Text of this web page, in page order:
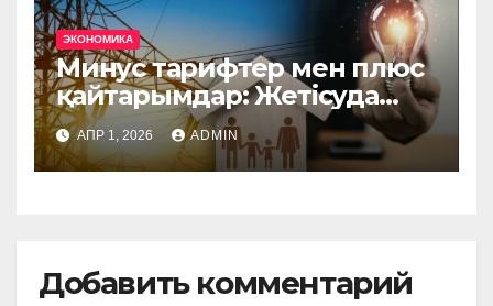
ЭКОНОМИКА
Минус тарифтер мен плюс
қайтарымдар: Жетісуда
өтемдік тарифтер арқылы
тұтынушыларға 8,2 млн
теңге қайтарылды
АПР 1, 2026 ADMIN
Добавить комментарий